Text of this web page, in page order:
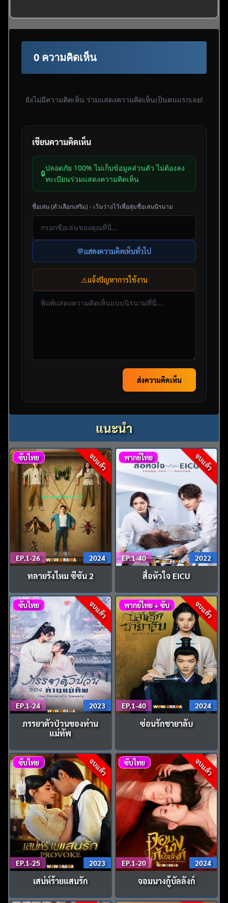
0 ความคิดเห็น
ยังไม่มีความคิดเห็น ร่วมแสดงความคิดเห็นเป็นคนแรกเลย!
เขียนความคิดเห็น
🔒
ปลอดภัย 100% ไม่เก็บข้อมูลส่วนตัว ไม่ต้องลง
ทะเบียนร่วมแสดงความคิดเห็น
ชื่อเล่น (ตัวเลือกเสริม) - เว้นว่างไว้เพื่อสุ่มชื่อเล่นนิรนาม
💬แสดงความคิดเห็นทั่วไป
⚠️แจ้งปัญหาการใช้งาน
ส่งความคิดเห็น
แนะนำ
จบแล้ว
ซับไทย
EP.1-26 2024
ทลายรังไหม ซีซัน 2
จบแล้ว
พากย์ไทย
EP.1-40 2022
สื่อหัวใจ EICU
จบแล้ว
ซับไทย
EP.1-24 2023
ภรรยาตัวป่วนของท่าน
แม่ทัพ
จบแล้ว
พากย์ไทย + ซับ
EP.1-40 2024
ซ่อนรักชายาลับ
จบแล้ว
ซับไทย
EP.1-25 2023
เสน่ห์ร้ายแสนรัก
จบแล้ว
ซับไทย
EP.1-20 2024
จอมนางกู้บัลลังก์